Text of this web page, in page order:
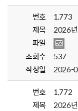
번호
1,773
제목
2026
파일
조회수
537
작성일
2026-
번호
1,772
제목
2026